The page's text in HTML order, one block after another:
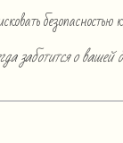
заботится о вашей